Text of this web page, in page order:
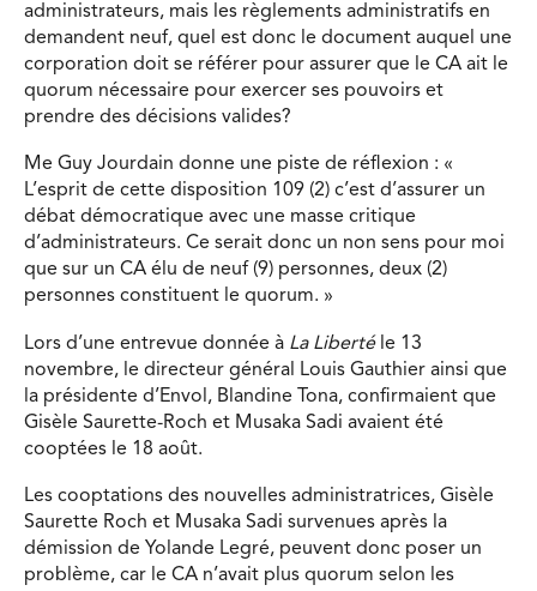
administrateurs, mais les règlements administratifs en
demandent neuf, quel est donc le document auquel une
corporation doit se référer pour assurer que le CA ait le
quorum nécessaire pour exercer ses pouvoirs et
prendre des décisions valides?
Me Guy Jourdain donne une piste de réflexion : «
L’esprit de cette disposition 109 (2) c’est d’assurer un
débat démocratique avec une masse critique
d’administrateurs. Ce serait donc un non sens pour moi
que sur un CA élu de neuf (9) personnes, deux (2)
personnes constituent le quorum. »
Lors d’une entrevue donnée à La Libertéle 13
novembre, le directeur général Louis Gauthier ainsi que
la présidente d’Envol, Blandine Tona, confirmaient que
Gisèle Saurette-Roch et Musaka Sadi avaient été
cooptées le 18 août.
Les cooptations des nouvelles administratrices, Gisèle
Saurette Roch et Musaka Sadi survenues après la
démission de Yolande Legré, peuvent donc poser un
problème, car le CA n’avait plus quorum selon les